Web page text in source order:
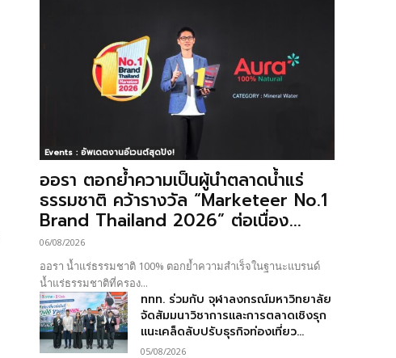
Events : อัพเดตงานอีเวนต์สุดปัง!
ออรา ตอกย้ำความเป็นผู้นำตลาดน้ำแร่
ธรรมชาติ คว้ารางวัล “Marketeer No.1
Brand Thailand 2026” ต่อเนื่อง...
06/08/2026
ออรา น้ำแร่ธรรมชาติ 100% ตอกย้ำความสำเร็จในฐานะแบรนด์
น้ำแร่ธรรมชาติที่ครอง...
ททท. ร่วมกับ จุฬาลงกรณ์มหาวิทยาลัย
จัดสัมมนาวิชาการและการตลาดเชิงรุก
แนะเคล็ดลับปรับธุรกิจท่องเที่ยว...
05/08/2026